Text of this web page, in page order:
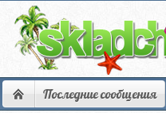
Последние сообщения